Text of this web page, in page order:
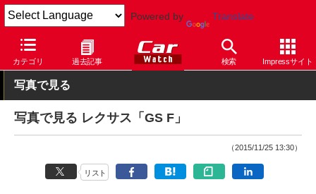
Powered by Translate
カテゴリ 過去記事 検索 Impressサイト
Car Watch 自動車 レクサス GS
写真で見る
写真で見る レクサス「GS F」
（2015/11/25 13:30）
リスト